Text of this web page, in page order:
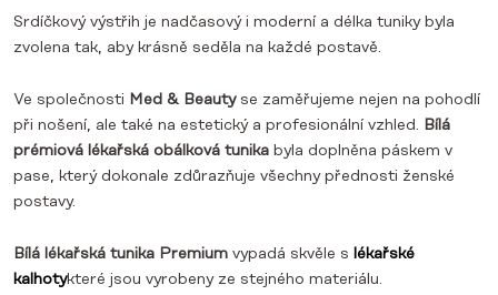
Srdíčkový výstřih je nadčasový i moderní a délka tuniky byla
zvolena tak, aby krásně seděla na každé postavě.
Ve společnosti Med & Beautyse zaměřujeme nejen na pohodlí
při nošení, ale také na estetický a profesionální vzhled. Bílá
prémiová lékařská obálková tunika byla doplněna páskem v
pase, který dokonale zdůrazňuje všechny přednosti ženské
postavy.
Bílá lékařská tunika Premium vypadá skvěle s lékařské
kalhotykteré jsou vyrobeny ze stejného materiálu.